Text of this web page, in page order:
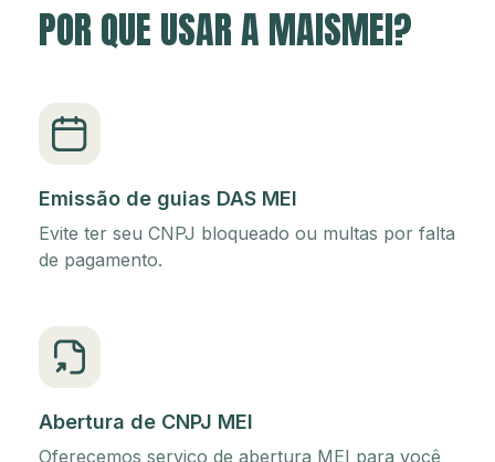
POR QUE USAR A MAISMEI?
Emissão de guias DAS MEI
Evite ter seu CNPJ bloqueado ou multas por falta
de pagamento.
Abertura de CNPJ MEI
Oferecemos serviço de abertura MEI para você